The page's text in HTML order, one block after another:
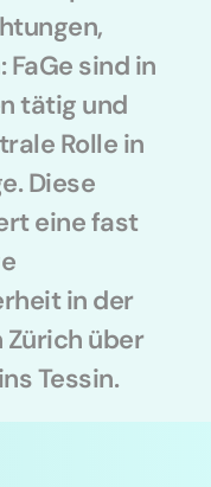
sind in
tätig und
Rolle in
Diese
eine fast
in der
Zürich über
Tessin.